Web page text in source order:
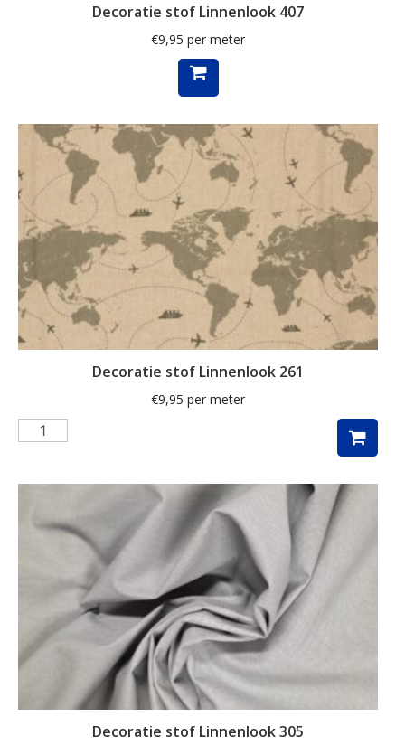
luipaard
lurex
madeliefje
Magnolia
mandala
margriet
margrietje
maritiem
meisje
middel
mini monte carlo
modebladen
mozaïek
Decoratie stof Linnenlook 407
€9,95 per meter
Decoratie stof Linnenlook 261
€9,95 per meter
Decoratie stof Linnenlook 305